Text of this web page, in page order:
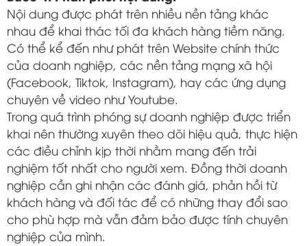
Nội dung được phát trên nhiều nền tảng khác
nhau để khai thác tối đa khách hàng tiềm năng.
Có thể kể đến như phát trên Website chính thức
của doanh nghiệp, các nền tảng mạng xã hội
(Facebook, Tiktok, Instagram), hay các ứng dụng
chuyên về video như Youtube.
Trong quá trình phóng sự doanh nghiệp được triển
khai nên thường xuyên theo dõi hiệu quả, thực hiện
các điều chỉnh kịp thời nhằm mang đến trải
nghiệm tốt nhất cho người xem. Đồng thời doanh
nghiệp cần ghi nhận các đánh giá, phản hồi từ
khách hàng và đối tác để có những thay đổi sao
cho phù hợp mà vẫn đảm bảo được tính chuyên
nghiệp của mình.